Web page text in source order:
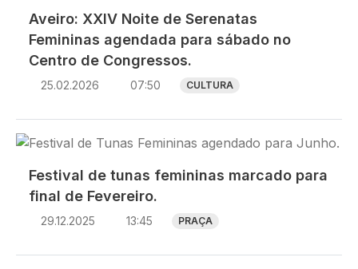
Aveiro: XXIV Noite de Serenatas
Femininas agendada para sábado no
Centro de Congressos.
25.02.2026 07:50 CULTURA
Imagem
Festival de tunas femininas marcado para
final de Fevereiro.
29.12.2025 13:45 PRAÇA